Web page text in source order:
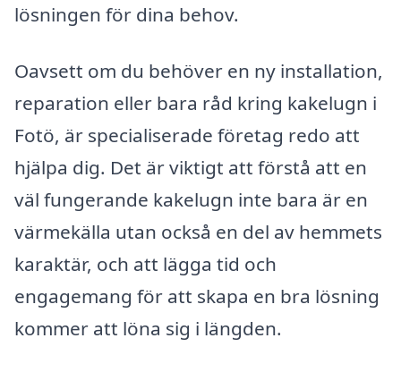
lösningen för dina behov.
Oavsett om du behöver en ny installation,
reparation eller bara råd kring kakelugn i
Fotö, är specialiserade företag redo att
hjälpa dig. Det är viktigt att förstå att en
väl fungerande kakelugn inte bara är en
värmekälla utan också en del av hemmets
karaktär, och att lägga tid och
engagemang för att skapa en bra lösning
kommer att löna sig i längden.